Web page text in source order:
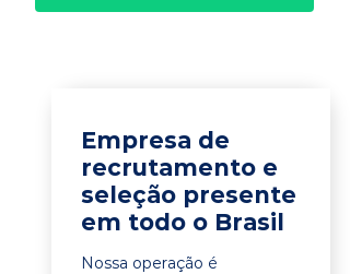
Empresa de
recrutamento e
seleção presente
em todo o Brasil
Nossa operação é